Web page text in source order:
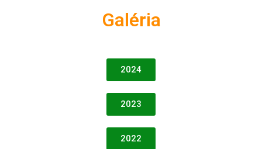
Galéria
2024
2023
2022